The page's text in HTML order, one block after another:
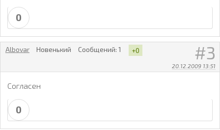
0
3
20.12.2009 13:51
Albovar Новенький Сообщений: 1 +0
Согласен
0